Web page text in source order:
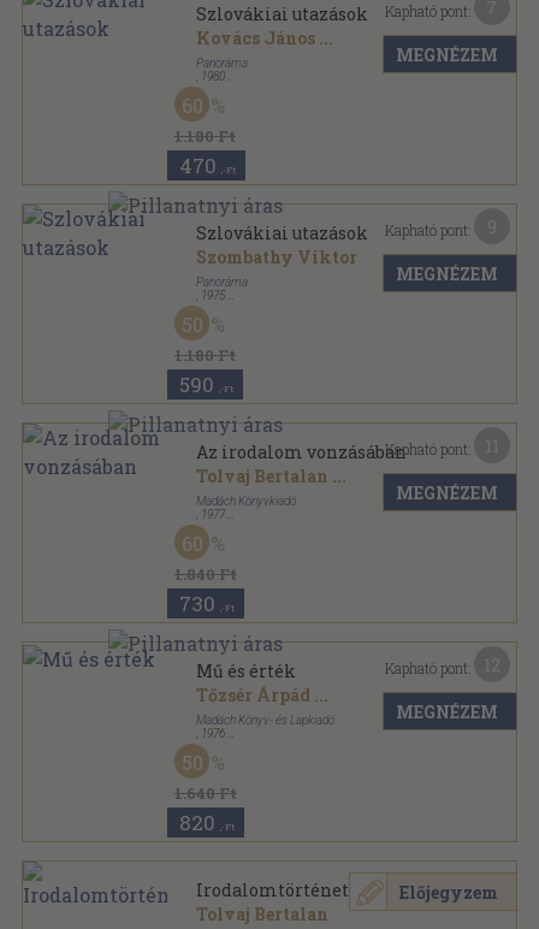
Szlovákiai utazások
Kovács János ...
Panoráma
1980
Fűzött kemény papírkötés
Panoráma "mini" útikönyvek sorozat
1.180 Ft
60
470 ,-Ft
Kapható pont:
MEGNÉZEM
Szlovákiai utazások
Szombathy Viktor
Panoráma
1975
Fűzött kemény papírkötés
Panoráma "mini" útikönyvek sorozat
1.180 Ft
50
590 ,-Ft
Kapható pont:
MEGNÉZEM
Az irodalom vonzásában
Tolvaj Bertalan ...
Madách Könyvkiadó
1977
Vászon
1.840 Ft
60
730 ,-Ft
Kapható pont:
MEGNÉZEM
Mű és érték
Tőzsér Árpád ...
Madách Könyv- és Lapkiadó
1976
Fűzött keménykötés
1.640 Ft
50
820 ,-Ft
Kapható pont:
MEGNÉZEM
Irodalomtörténet
Tolvaj Bertalan
Előjegyzem